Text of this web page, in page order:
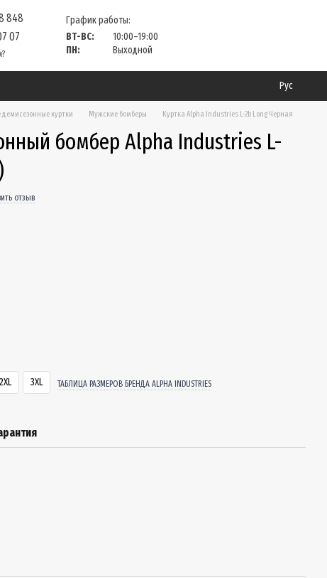
848
07
График работы:
ВТ-ВС:
10:00–19:00
ПН:
Выходной
Рус
куртки Мужские бомберы Куртка Alpha Industries L-2b Long Черная
бомбер Alpha Industries L-
отзыв
2XL 3XL ТАБЛИЦА РАЗМЕРОВ БРЕНДА ALPHA INDUSTRIES